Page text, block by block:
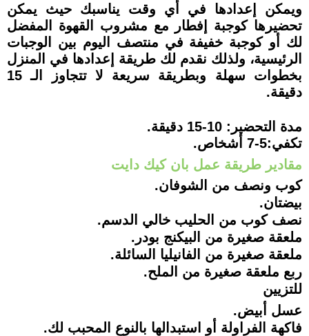
ويمكن إعدادها في أي وقت يناسبك حيث يمكن
تحضيرها كوجبة إفطار مع مشروب القهوة المفضل
لك أو كوجبة خفيفة في منتصف اليوم بين الوجبات
الرئيسية، ولذلك نقدم لك طريقة إعدادها في المنزل
بخطوات سهلة وبطريقة سريعة لا تتجاوز الـ 15
دقيقة.
مدة التحضير: 10-15 دقيقة.
تكفي:5-7 أشخاص.
مقادير طريقة عمل بان كيك دايت
كوب ونصف من الشوفان.
بيضتان.
نصف كوب من الحليب خالي الدسم.
ملعقة صغيرة من البيكنج بودر.
ملعقة صغيرة من الفانيليا السائلة.
ربع ملعقة صغيرة من الملح.
للتزيين
عسل أبيض.
فاكهة الفراولة أو استبدالها بالنوع المحبب لك.